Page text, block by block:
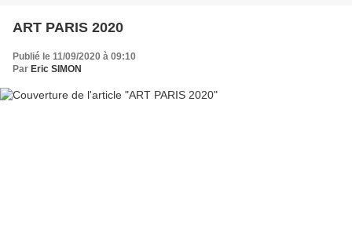
ART PARIS 2020
Publié le 11/09/2020 à 09:10
Par Eric SIMON